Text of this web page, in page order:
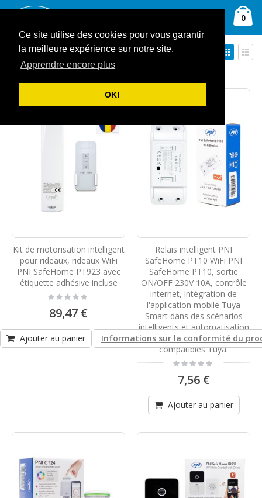
Ce site utilise des cookies pour vous garantir
la meilleure expérience sur notre site.
Apprendre encore plus
OK!
Allez
0
Rechercher
Trier par
Par
en
Afficher
Kit de motorisation intelligent
pour rideaux, rideaux WiFi
PNI SafeHome PT923 avec
étiquette adhésive incluse
Rating:
0%
89,47 €
Ajouter au panier Informations sur la conformité du
Relais intelligent PNI
SafeHome PT10 WiFi PNI
SafeHome PT10, sortie
ON/OFF 230V 10A, contrôle
internet, intégration de
l'application mobile Tuya
Smart dans des scénarios
intelligents et automatisation
avec d'autres produits
compatibles Tuya.
Rating:
0%
7,56 €
Ajouter au panier